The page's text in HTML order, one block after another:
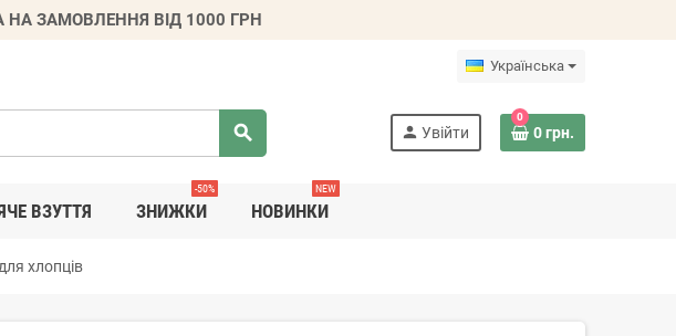
ЗАМОВЛЕННЯ ВІД 1000 ГРН
Українська
search person Увійти
0
0 грн.
ВЗУТТЯ ЗНИЖКИ
-50%
НОВИНКИ
NEW
хлопців